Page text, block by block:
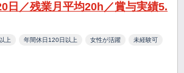
日／残業月平均20h／賞与実績5.
上 年間休日120日以上 女性が活躍 未経験可